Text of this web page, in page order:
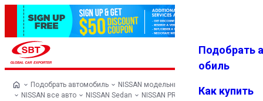
Избранн
Меню
Подобрать
обиль
Как купить
Подобрать автомобиль
NISSAN модельный ряд
NISSAN все авто
NISSAN Sedan
NISSAN PRESIDENT